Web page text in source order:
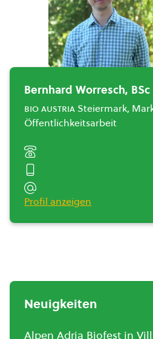
Bernhard Worresch, BSc
bio austria Steiermark,
Öffentlichkeitsarbeit
Profil anzeigen
Neuigkeiten
Alpen Adria Biofest in